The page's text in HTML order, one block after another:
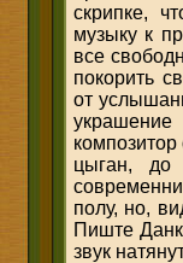
скрипке,
музыку к
все
покорить
от
цыган, до
полу, но,
Пиште
звук